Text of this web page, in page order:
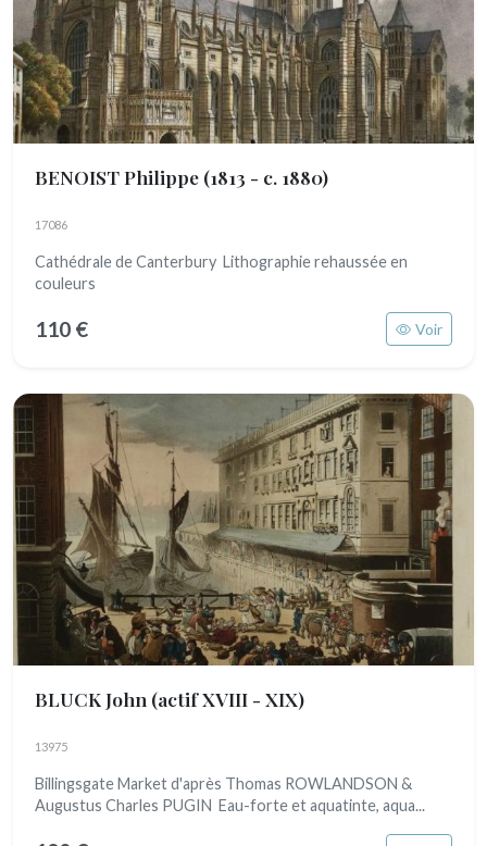
BENOIST Philippe (1813 - c. 1880)
17086
Cathédrale de Canterbury Lithographie rehaussée en
couleurs
110 € Voir
BLUCK John (actif XVIII - XIX)
13975
Billingsgate Market d'après Thomas ROWLANDSON &
Augustus Charles PUGIN Eau-forte et aquatinte, aqua...